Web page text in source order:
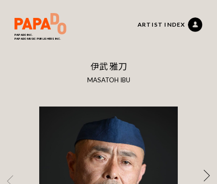
PAPADO INC.
PAPADO MUSIC PUBLISHERS INC.
ARTIST INDEX
伊武 雅刀
MASATOH IBU